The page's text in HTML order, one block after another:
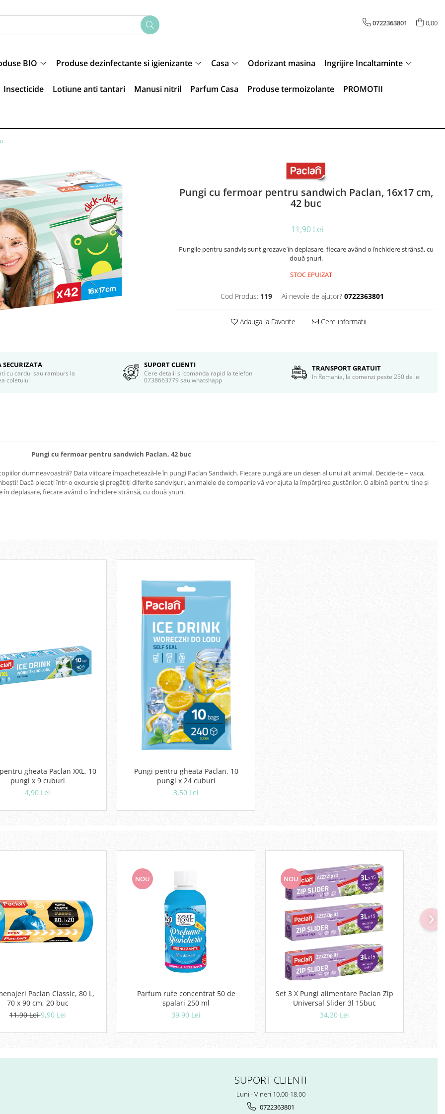
0722363801 0,00
BIO Produse dezinfectante si igienizante Casa Odorizant masina Ingrijire Incaltaminte
Insecticide Lotiune anti tantari Manusi nitril Parfum Casa Produse termoizolante PROMOTII
Pungi cu fermoar pentru sandwich Paclan, 16x17 cm,
42 buc
11,90 Lei
Pungile pentru sandviș sunt grozave în deplasare, fiecare având o închidere strânsă, cu
două șnuri.
STOC EPUIZAT
Cod Produs: 119 Ai nevoie de ajutor? 0722363801
Adauga la Favorite Cere informatii
SECURIZATA
cu cardul sau ramburs la
coletului
SUPORT CLIENTI
Cere detalii si comanda rapid la telefon
0738663779 sau whatshapp
TRANSPORT GRATUIT
In Romania, la comenzi peste 250 de lei
Pungi cu fermoar pentru sandwich Paclan, 42 buc
dumneavoastră? Data viitoare împachetează-le în pungi Paclan Sandwich. Fiecare pungă are un desen al unui alt animal. Decide-te – vaca,
Dacă plecați într-o excursie și pregătiți diferite sandvișuri, animalele de companie vă vor ajuta la împărțirea gustărilor. O albină pentru tine și
deplasare, fiecare având o închidere strânsă, cu două șnuri.
gheata Paclan XXL, 10
pungi x 9 cuburi
4,90 Lei
Pungi pentru gheata Paclan, 10
pungi x 24 cuburi
3,50 Lei
Paclan Classic, 80 L,
70 x 90 cm, 20 buc
11,90 Lei9,90 Lei
NOU
Parfum rufe concentrat 50 de
spalari 250 ml
39,90 Lei
NOU
Set 3 X Pungi alimentare Paclan Zip
Universal Slider 3l 15buc
34,20 Lei
SUPORT CLIENTI
Luni - Vineri 10.00-18.00
0722363801